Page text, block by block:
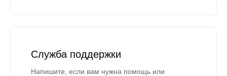
Служба поддержки
Напишите, если вам нужна помощь или